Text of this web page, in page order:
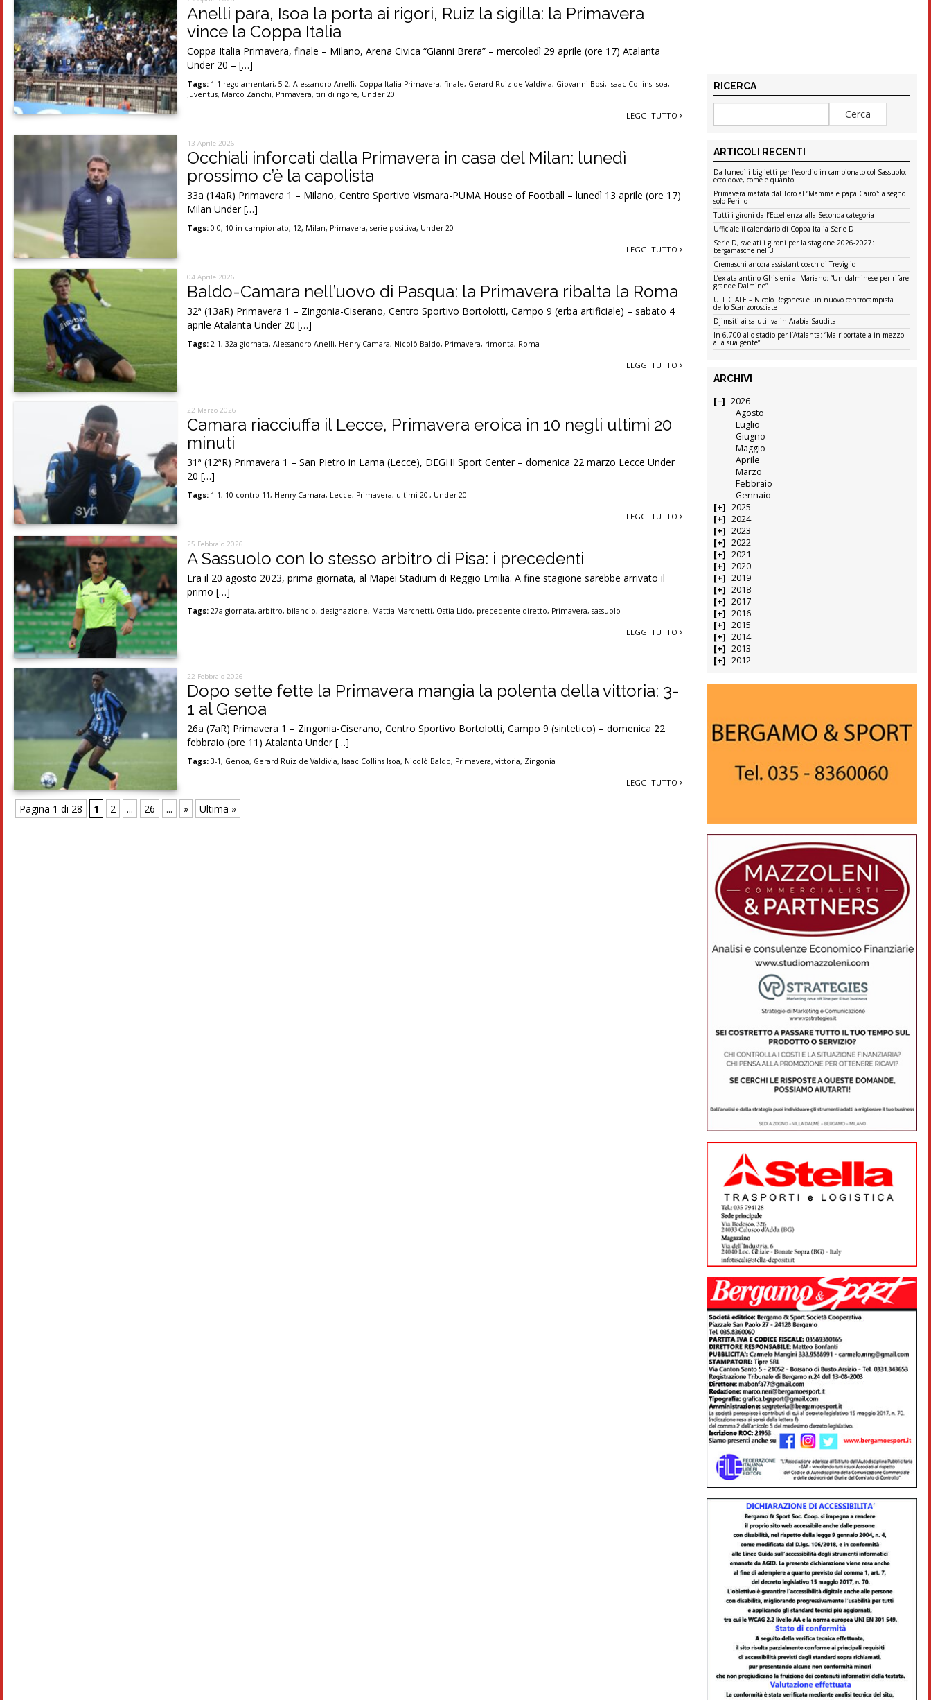
Anelli para, Isoa la porta ai rigori, Ruiz la sigilla: la Primavera
vince la Coppa Italia
Coppa Italia Primavera, finale – Milano, Arena Civica “Gianni Brera” – mercoledì 29 aprile (ore 17) Atalanta
Under 20 – […]
Tags: 1-1 regolamentari,5-2,Alessandro Anelli, Coppa Italia Primavera,finale, Gerard Ruiz de Valdivia, Giovanni Bosi, Isaac Collins Isoa,
Juventus, Marco Zanchi, Primavera,tiri di rigore, Under 20
LEGGI TUTTO
13 Aprile 2026
Occhiali inforcati dalla Primavera in casa del Milan: lunedì
prossimo c’è la capolista
33a (14aR) Primavera 1 – Milano, Centro Sportivo Vismara-PUMA House of Football – lunedì 13 aprile (ore 17)
Milan Under […]
Tags: 0-0, 10 in campionato, 12, Milan, Primavera,serie positiva, Under 20
LEGGI TUTTO
04 Aprile 2026
Baldo-Camara nell’uovo di Pasqua: la Primavera ribalta la Roma
32ª (13aR) Primavera 1 – Zingonia-Ciserano, Centro Sportivo Bortolotti, Campo 9 (erba artificiale) – sabato 4
aprile Atalanta Under 20 […]
Tags: 2-1,32a giornata,Alessandro Anelli, Henry Camara, Nicolò Baldo, Primavera, rimonta, Roma
LEGGI TUTTO
22 Marzo 2026
Camara riacciuffa il Lecce, Primavera eroica in 10 negli ultimi 20
minuti
31ª (12ªR) Primavera 1 – San Pietro in Lama (Lecce), DEGHI Sport Center – domenica 22 marzo Lecce Under
20 […]
Tags: 1-1, 10 contro 11, Henry Camara, Lecce, Primavera, ultimi 20', Under 20
LEGGI TUTTO
25 Febbraio 2026
A Sassuolo con lo stesso arbitro di Pisa: i precedenti
Era il 20 agosto 2023, prima giornata, al Mapei Stadium di Reggio Emilia. A fine stagione sarebbe arrivato il
primo […]
Tags: 27a giornata,arbitro, bilancio, designazione, Mattia Marchetti, Ostia Lido, precedente diretto, Primavera,sassuolo
LEGGI TUTTO
22 Febbraio 2026
Dopo sette fette la Primavera mangia la polenta della vittoria: 3-
1 al Genoa
26a (7aR) Primavera 1 – Zingonia-Ciserano, Centro Sportivo Bortolotti, Campo 9 (sintetico) – domenica 22
febbraio (ore 11) Atalanta Under […]
Tags: 3-1, Genoa, Gerard Ruiz de Valdivia, Isaac Collins Isoa, Nicolò Baldo, Primavera,vittoria, Zingonia
LEGGI TUTTO
Pagina 1 di 28 1 2 ... 26 ... » Ultima »
RICERCA
ARTICOLI RECENTI
Da lunedì i biglietti per l’esordio in campionato col Sassuolo:
ecco dove, come e quanto
Primavera matata dal Toro al “Mamma e papà Cairo”: a segno
solo Perillo
Tutti i gironi dall’Eccellenza alla Seconda categoria
Ufficiale il calendario di Coppa Italia Serie D
Serie D, svelati i gironi per la stagione 2026-2027:
bergamasche nel B
Cremaschi ancora assistant coach di Treviglio
L’ex atalantino Ghisleni al Mariano: “Un dalminese per rifare
grande Dalmine”
UFFICIALE – Nicolò Regonesi è un nuovo centrocampista
dello Scanzorosciate
Djimsiti ai saluti: va in Arabia Saudita
In 6.700 allo stadio per l’Atalanta: “Ma riportatela in mezzo
alla sua gente”
ARCHIVI
2026
Agosto
Luglio
Giugno
Maggio
Aprile
Marzo
Febbraio
Gennaio
2025
2024
2023
2022
2021
2020
2019
2018
2017
2016
2015
2014
2013
2012